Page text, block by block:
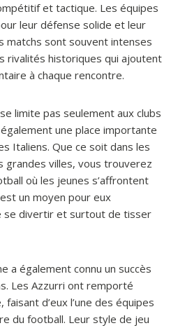
et tactique. Les équipes
leur défense solide et leur
matchs sont souvent intenses
rivalités historiques qui ajoutent
à chaque rencontre.
limite pas seulement aux clubs
une place importante
Italiens. Que ce soit dans les
grandes villes, vous trouverez
où les jeunes s’affrontent
un moyen pour eux
se divertir et surtout de tisser
a également connu un succès
Les Azzurri ont remporté
d’eux l’une des équipes
du football. Leur style de jeu